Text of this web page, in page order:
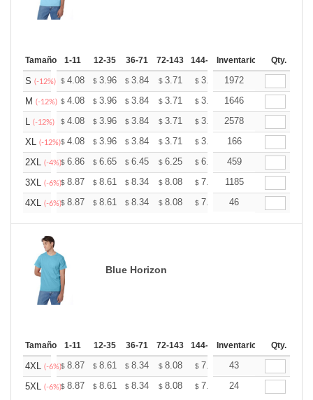
Tamaño 1-11 12-35 36-71 72-143 144-287 288 + Mas
Inventario Qty.
S (-12%) $ 4.08 $ 3.96 $ 3.84 $ 3.71 $ 3.59 $3.53
1972
M (-12%) $ 4.08 $ 3.96 $ 3.84 $ 3.71 $ 3.59 $3.53
1646
L (-12%) $ 4.08 $ 3.96 $ 3.84 $ 3.71 $ 3.59 $3.53
2578
XL (-12%)$ 4.08 $ 3.96 $ 3.84 $ 3.71 $ 3.59 $3.53
166
2XL (-4%)$ 6.86 $ 6.65 $ 6.45 $ 6.25 $ 6.05 $5.94
459
3XL (-6%)$ 8.87 $ 8.61 $ 8.34 $ 8.08 $ 7.82 $7.69
1185
4XL (-6%)$ 8.87 $ 8.61 $ 8.34 $ 8.08 $ 7.82 $7.69
46
Blue Horizon
Tamaño 1-11 12-35 36-71 72-143 144-287 288 + Mas
Inventario Qty.
4XL (-6%)$ 8.87 $ 8.61 $ 8.34 $ 8.08 $ 7.82 $7.69
43
5XL (-6%)$ 8.87 $ 8.61 $ 8.34 $ 8.08 $ 7.82 $7.69
24